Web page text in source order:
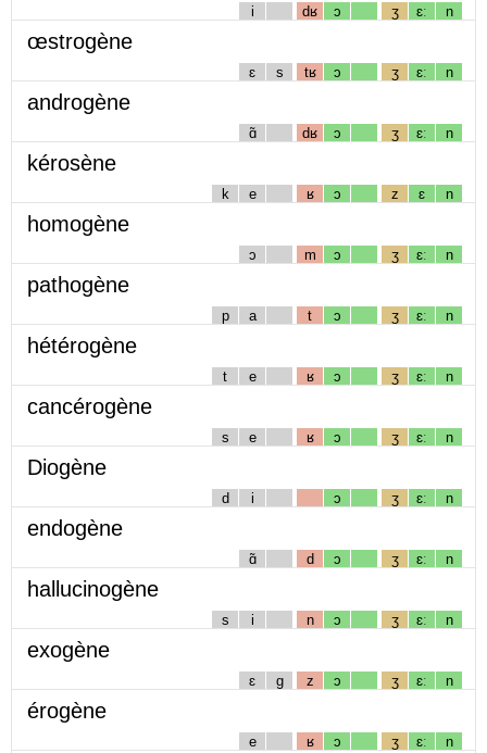
i dʁ ɔ ʒ ɛː n
œstrogène
ɛ s tʁ ɔ ʒ ɛː n
androgène
ɑ̃ dʁ ɔ ʒ ɛː n
kérosène
k e ʁ ɔ z ɛ n
homogène
ɔ m ɔ ʒ ɛː n
pathogène
p a t ɔ ʒ ɛː n
hétérogène
t e ʁ ɔ ʒ ɛː n
cancérogène
s e ʁ ɔ ʒ ɛː n
Diogène
d i ɔ ʒ ɛː n
endogène
ɑ̃ d ɔ ʒ ɛː n
hallucinogène
s i n ɔ ʒ ɛː n
exogène
ɛ g z ɔ ʒ ɛː n
érogène
e ʁ ɔ ʒ ɛː n